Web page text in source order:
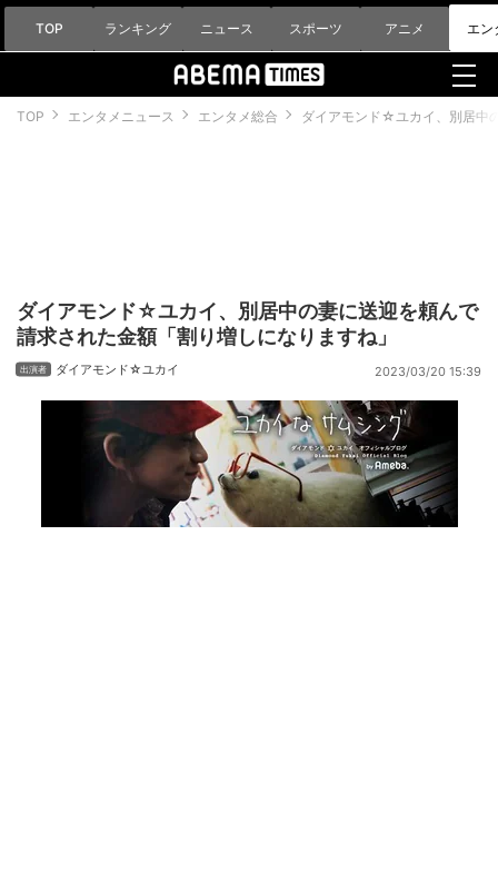
TOP ランキング ニュース スポーツ アニメ エン
TOP エンタメニュース エンタメ総合 ダイアモンド☆ユカイ、別居中
ダイアモンド☆ユカイ、別居中の妻に送迎を頼んで
請求された金額「割り増しになりますね」
ダイアモンド☆ユカイ 2023/03/20 15:39